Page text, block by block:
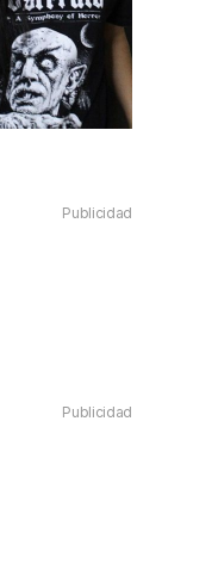
Publicidad
Publicidad